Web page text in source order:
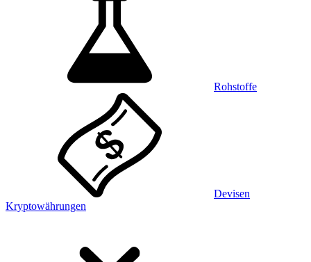
Rohstoffe
Devisen
Kryptowährungen